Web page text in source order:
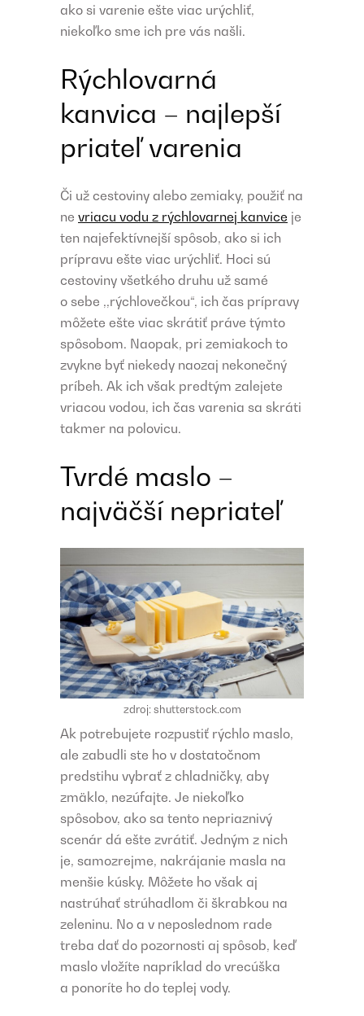
ako si varenie ešte viac urýchliť,
niekoľko sme ich pre vás našli.
Rýchlovarná
kanvica – najlepší
priateľ varenia
Či už cestoviny alebo zemiaky, použiť na
ne vriacu vodu z rýchlovarnej kanvice je
ten najefektívnejší spôsob, ako si ich
prípravu ešte viac urýchliť. Hoci sú
cestoviny všetkého druhu už samé
o sebe ,,rýchlovečkou“, ich čas prípravy
môžete ešte viac skrátiť práve týmto
spôsobom. Naopak, pri zemiakoch to
zvykne byť niekedy naozaj nekonečný
príbeh. Ak ich však predtým zalejete
vriacou vodou, ich čas varenia sa skráti
takmer na polovicu.
Tvrdé maslo –
najväčší nepriateľ
zdroj: shutterstock.com
Ak potrebujete rozpustiť rýchlo maslo,
ale zabudli ste ho v dostatočnom
predstihu vybrať z chladničky, aby
zmäklo, nezúfajte. Je niekoľko
spôsobov, ako sa tento nepriaznivý
scenár dá ešte zvrátiť. Jedným z nich
je, samozrejme, nakrájanie masla na
menšie kúsky. Môžete ho však aj
nastrúhať strúhadlom či škrabkou na
zeleninu. No a v neposlednom rade
treba dať do pozornosti aj spôsob, keď
maslo vložíte napríklad do vrecúška
a ponoríte ho do teplej vody.